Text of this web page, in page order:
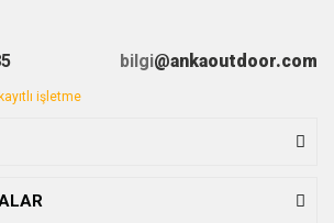
bilgi@ankaoutdoor.com